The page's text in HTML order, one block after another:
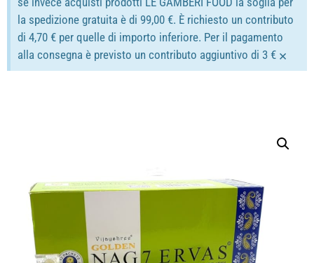
la spedizione gratuita è di 99,00 €. È richiesto un contributo
di 4,70 € per quelle di importo inferiore. Per il pagamento
alla consegna è previsto un contributo aggiuntivo di 3 € ×